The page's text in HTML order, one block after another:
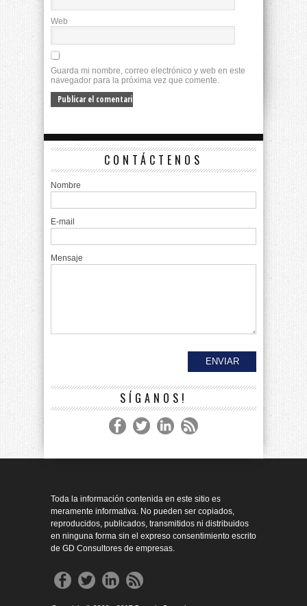
Web
Guarda mi nombre, correo electrónico y web en este
navegador para la próxima vez que comente.
CONTÁCTENOS
Nombre
E-mail
Mensaje
SÍGANOS!
Toda la información contenida en este sitio es
meramente informativa. No pueden ser copiados,
reproducidos, publicados, transmitidos ni distribuidos
en ninguna forma sin el expreso consentimiento escrito
de GD Consultores de empresas.